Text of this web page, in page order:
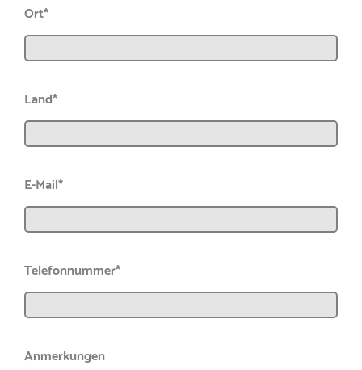
Ort*
Land*
E-Mail*
Telefonnummer*
Anmerkungen